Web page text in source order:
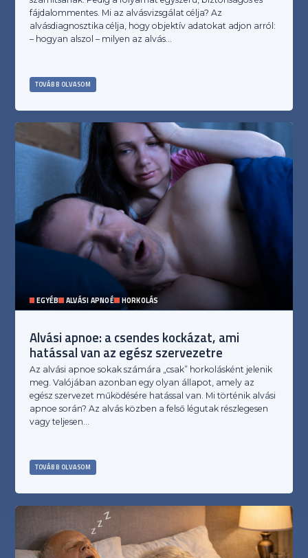
fájdalommentes. Mi az alvásvizsgálat célja? Az
alvásdiagnosztika célja, hogy objektív adatokat adjon arról:
– hogyan alszol – milyen az alvás…
TOVÁBB OLVASOM
EGYÉB ALVÁSI APNOÉ HORKOLÁS
Alvási apnoe: a csendes kockázat, ami
hatással van az egész szervezetre
Az alvási apnoe sokak számára „csak” horkolásként jelenik
meg. Valójában azonban egy olyan állapot, amely az
egész szervezet működésére hatással van. Mi történik alvási
apnoe során? Az alvás közben a felső légutak részlegesen
vagy teljesen…
TOVÁBB OLVASOM